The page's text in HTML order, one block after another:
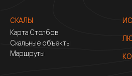
СКАЛЫ
Карта Столбов
Скальные объекты
Маршруты